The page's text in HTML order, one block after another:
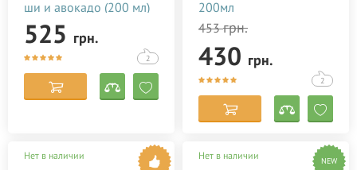
ши и авокадо (200 мл)
525 грн.
2
200мл
453грн.
430 грн.
2
Нет в наличии Нет в наличии NEW